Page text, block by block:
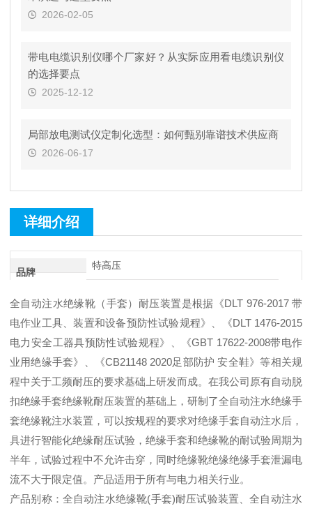
2026-02-05
带电电缆识别仪哪个厂家好？从实际应用看电缆识别仪
的选择要点
2025-12-12
局部放电测试仪定制化选型：如何甄别靠谱技术供应商
2026-06-17
详细介绍
品牌
特高压
全自动注水绝缘靴（手套）耐压装置是根据《DLT 976-2017 带
电作业工具、装置和设备预防性试验规程》、《DLT 1476-2015
电力安全工器具预防性试验规程》、《GBT 17622-2008带电作
业用绝缘手套》、《CB21148 2020足部防护 安全鞋》等相关规
程中关于工频耐压的要求基础上研发而成。在我公司原有自动脱
扣绝缘手套绝缘靴耐压装置的基础上，研制了全自动注水绝缘手
套绝缘靴注水装置，可以按规程的要求对绝缘手套自动注水后，
具进行智能化绝缘耐压试验，绝缘手套和绝缘靴的耐试验周期为
半年，试验过程中不允许击穿，同时绝缘靴绝缘绝缘手套泄漏电
流不大于限定值。产品适用于所有与电力相关行业。
产品别称：全自动注水绝缘靴(手套)耐压试验装置、全自动注水